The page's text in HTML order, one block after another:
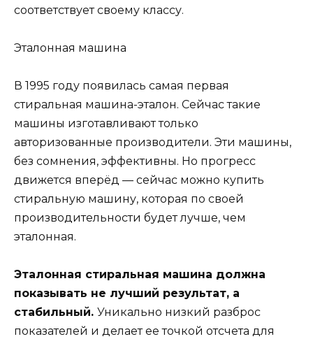
соответствует своему классу.
Эталонная машина
В 1995 году появилась самая первая
стиральная машина-эталон. Сейчас такие
машины изготавливают только
авторизованные производители. Эти машины,
без сомнения, эффективны. Но прогресс
движется вперёд — сейчас можно купить
стиральную машину, которая по своей
производительности будет лучше, чем
эталонная.
Эталонная стиральная машина должна
показывать не лучший результат, а
стабильный. Уникально низкий разброс
показателей и делает ее точкой отсчета для